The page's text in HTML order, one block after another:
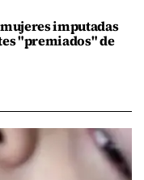
imputadas
"premiados" de